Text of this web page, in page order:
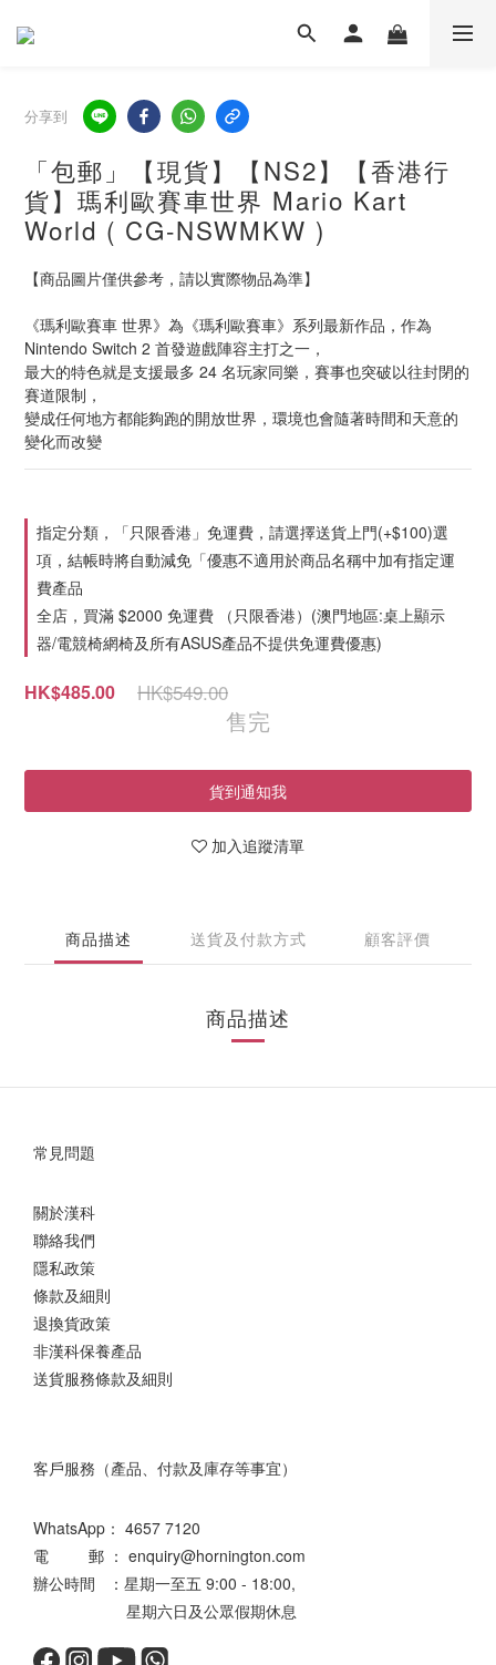
分享到
「包郵」【現貨】【NS2】【香港行
貨】瑪利歐賽車世界 Mario Kart
World ( CG-NSWMKW )
【商品圖片僅供參考，請以實際物品為準】
《瑪利歐賽車 世界》為《瑪利歐賽車》系列最新作品，作為
Nintendo Switch 2 首發遊戲陣容主打之一，
最大的特色就是支援最多 24 名玩家同樂，賽事也突破以往封閉的
賽道限制，
變成任何地方都能夠跑的開放世界，環境也會隨著時間和天意的
變化而改變
指定分類，「只限香港」免運費，請選擇送貨上門(+$100)選
項，結帳時將自動減免「優惠不適用於商品名稱中加有指定運
費產品
全店，買滿 $2000 免運費 （只限香港）(澳門地區:桌上顯示
器/電競椅網椅及所有ASUS產品不提供免運費優惠)
HK$485.00 HK$549.00
售完
貨到通知我
加入追蹤清單
商品描述 送貨及付款方式 顧客評價
商品描述
常見問題
關於漢科
聯絡我們
隱私政策
條款及細則
退換貨政策
非漢科保養產品
送貨服務條款及細則
客戶服務（產品、付款及庫存等事宜）
WhatsApp： 4657 7120
電 郵 ： enquiry@hornington.com
辦公時間 ：星期一至五 9:00 - 18:00,
星期六日及公眾假期休息